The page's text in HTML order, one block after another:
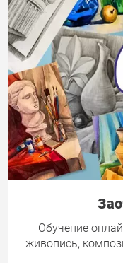
Обучение
живопись,